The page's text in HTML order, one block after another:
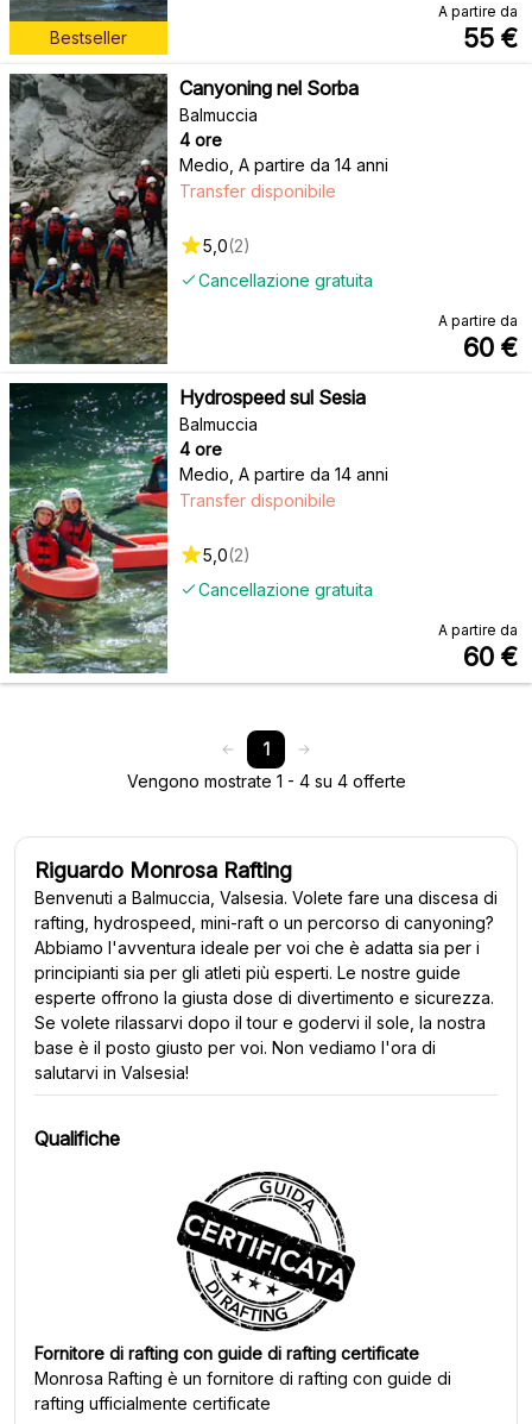
Bestseller
A partire da
55 €
Canyoning nel Sorba
Balmuccia
4 ore
Medio A partire da 14 anni
Cancellazione gratuita
Transfer disponibile
5,0(2)
A partire da
60 €
Hydrospeed sul Sesia
Balmuccia
4 ore
Medio A partire da 14 anni
Cancellazione gratuita
Transfer disponibile
5,0(2)
A partire da
60 €
1
Vengono mostrate 1 - 4 su 4 offerte
Riguardo Monrosa Rafting
Benvenuti a Balmuccia, Valsesia. Volete fare una discesa di
rafting, hydrospeed, mini-raft o un percorso di canyoning?
Abbiamo l'avventura ideale per voi che è adatta sia per i
principianti sia per gli atleti più esperti. Le nostre guide
esperte offrono la giusta dose di divertimento e sicurezza.
Se volete rilassarvi dopo il tour e godervi il sole, la nostra
base è il posto giusto per voi. Non vediamo l'ora di
salutarvi in Valsesia!
Qualifiche
Fornitore di rafting con guide di rafting certificate
Monrosa Rafting è un fornitore di rafting con guide di
rafting ufficialmente certificate